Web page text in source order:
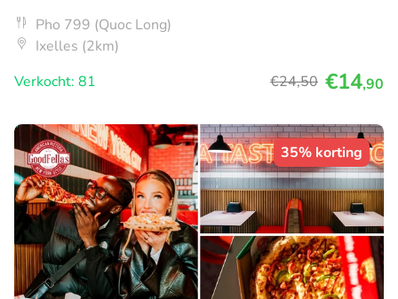
Pho 799 (Quoc Long)
Ixelles (2km)
Verkocht: 81
€24,50 €14,90
35% korting